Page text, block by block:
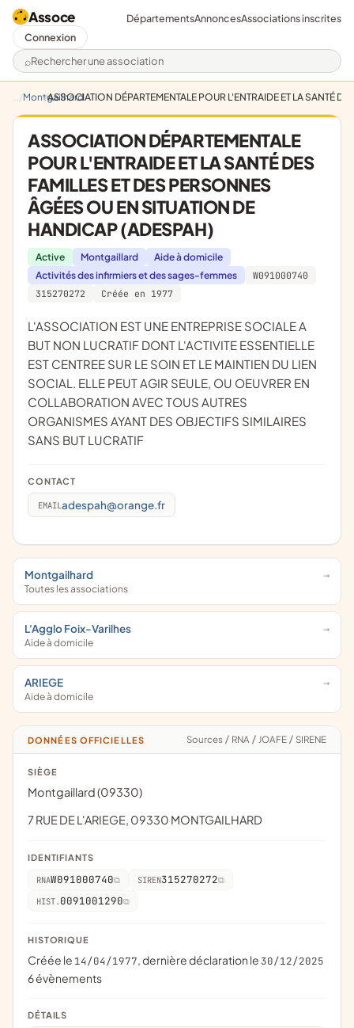
Assoce
Rechercher une association
DépartementsAnnoncesAssociations inscrites
Connexion
Montgailhard
ASSOCIATION DÉPARTEMENTALE POUR L'ENTRAIDE ET LA SANTÉ
ASSOCIATION DÉPARTEMENTALE
POUR L'ENTRAIDE ET LA SANTÉ DES
FAMILLES ET DES PERSONNES
ÂGÉES OU EN SITUATION DE
HANDICAP (ADESPAH)
Active Montgaillard
Aide à domicile
Activités des infirmiers et des sages-femmes
W091000740
315270272
Créée en 1977
L'ASSOCIATION EST UNE ENTREPRISE SOCIALE A
BUT NON LUCRATIF DONT L'ACTIVITE ESSENTIELLE
EST CENTREE SUR LE SOIN ET LE MAINTIEN DU LIEN
SOCIAL. ELLE PEUT AGIR SEULE, OU OEUVRER EN
COLLABORATION AVEC TOUS AUTRES
ORGANISMES AYANT DES OBJECTIFS SIMILAIRES
SANS BUT LUCRATIF
CONTACT
EMAIL adespah@orange.fr
Montgailhard
Toutes les associations
L'Agglo Foix-Varilhes
Aide à domicile
ARIEGE
Aide à domicile
DONNÉES OFFICIELLES Sources / RNA / JOAFE / SIRENE
SIÈGE
Montgaillard (09330)
7 RUE DE L'ARIEGE, 09330 MONTGAILHARD
IDENTIFIANTS
RNAW091000740 SIREN315270272
HIST. 0091001290
HISTORIQUE
Créée le 14/04/1977, dernière déclaration le 30/12/2025
6 évènements
DÉTAILS